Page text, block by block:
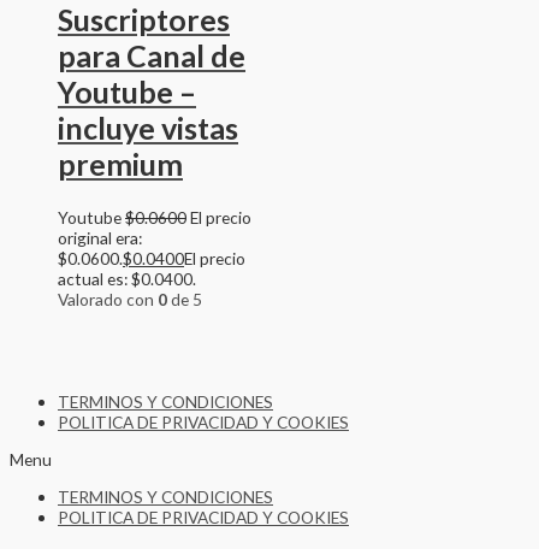
Suscriptores
para Canal de
Youtube –
incluye vistas
premium
Youtube$0.0600El precio
original era:
$0.0600.$0.0400El precio
actual es: $0.0400.
Valorado con 0de 5
TERMINOS Y CONDICIONES
POLITICA DE PRIVACIDAD Y COOKIES
Menu
TERMINOS Y CONDICIONES
POLITICA DE PRIVACIDAD Y COOKIES